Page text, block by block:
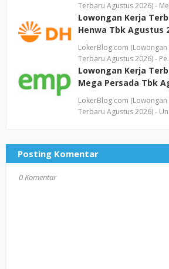
Terbaru Agustus 2026) -
Lowongan Kerja
Henwa Tbk Agustus
LokerBlog.com (Lowongan
Terbaru Agustus 2026) -
Lowongan Kerja
Mega Persada Tbk
LokerBlog.com (Lowongan
Terbaru Agustus 2026) -
Posting Komentar
0 Komentar